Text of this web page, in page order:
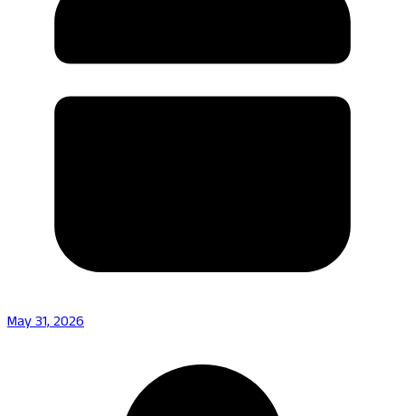
May 31, 2026